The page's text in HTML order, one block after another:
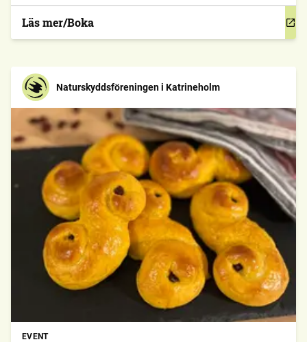
att påverka skogens karaktär under många år framåt.
Reservatet har en rik biologisk mångfald, med myrstackar och
Läs mer/Boka
Naturskyddsföreningen i Katrineholm
EVENT